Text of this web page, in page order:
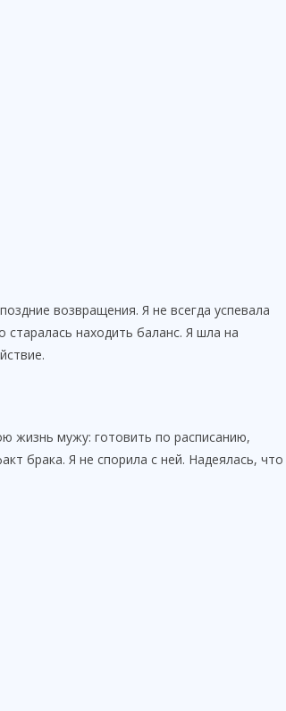
возвращения. Я не всегда успевала
старалась находить баланс. Я шла на
жизнь мужу: готовить по расписанию,
брака. Я не спорила с ней. Надеялась, что